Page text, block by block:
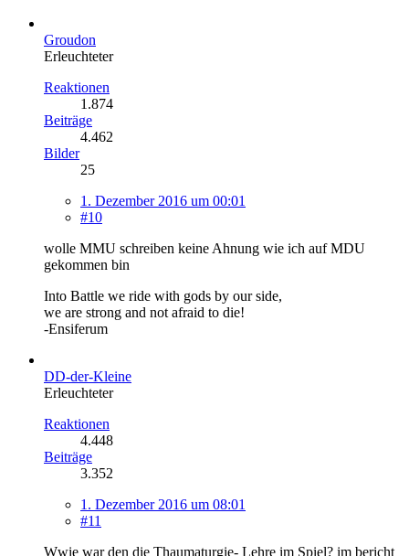
Groudon
Erleuchteter
Reaktionen
1.874
Beiträge
4.462
Bilder
25
1. Dezember 2016 um 00:01
#10
wolle MMU schreiben keine Ahnung wie ich auf MDU
gekommen bin
Into Battle we ride with gods by our side,
we are strong and not afraid to die!
-Ensiferum
DD-der-Kleine
Erleuchteter
Reaktionen
4.448
Beiträge
3.352
1. Dezember 2016 um 08:01
#11
Wwie war den die Thaumaturgie- Lehre im Spiel? im bericht